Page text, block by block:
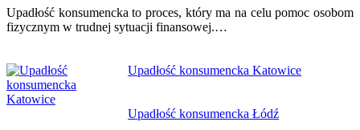
Upadłość konsumencka to proces, który ma na celu pomoc osobom
fizycznym w trudnej sytuacji finansowej.…
Upadłość konsumencka Katowice
Upadłość konsumencka Łódź